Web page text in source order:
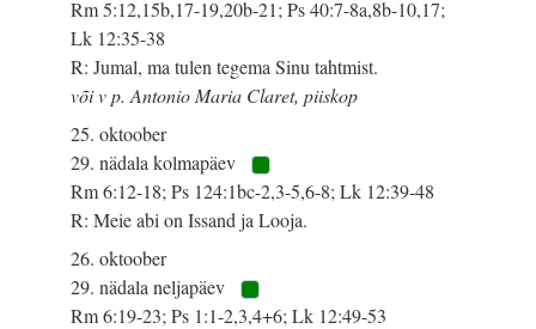
Rm 5:12,15b,17-19,20b-21; Ps 40:7-8a,8b-10,17;
Lk 12:35-38
R: Jumal, ma tulen tegema Sinu tahtmist.
või v p. Antonio Maria Claret, piiskop
25. oktoober
29. nädala kolmapäev
Rm 6:12-18; Ps 124:1bc-2,3-5,6-8; Lk 12:39-48
R: Meie abi on Issand ja Looja.
26. oktoober
29. nädala neljapäev
Rm 6:19-23; Ps 1:1-2,3,4+6; Lk 12:49-53